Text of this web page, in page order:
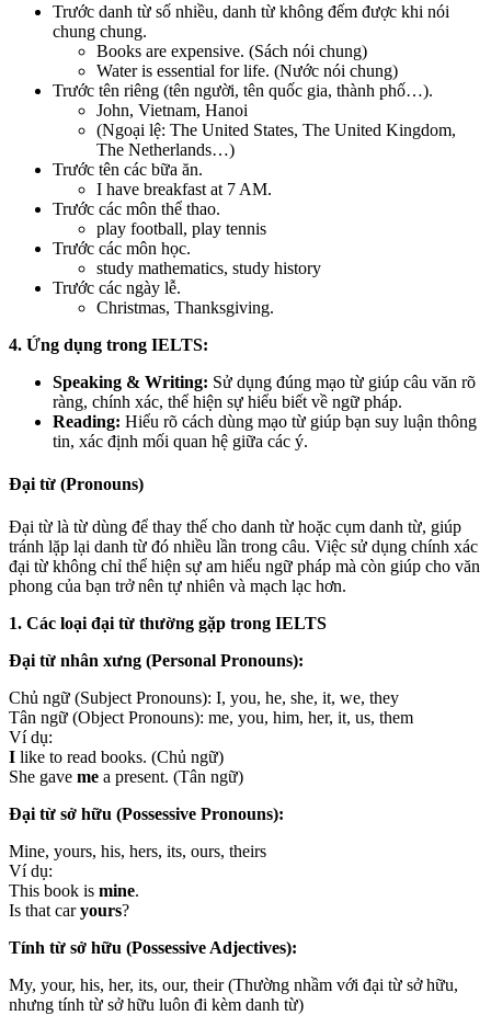
Trước danh từ số nhiều, danh từ không đếm được khi nói
chung chung.
Books are expensive. (Sách nói chung)
Water is essential for life. (Nước nói chung)
Trước tên riêng (tên người, tên quốc gia, thành phố…).
John, Vietnam, Hanoi
(Ngoại lệ: The United States, The United Kingdom,
The Netherlands…)
Trước tên các bữa ăn.
I have breakfast at 7 AM.
Trước các môn thể thao.
play football, play tennis
Trước các môn học.
study mathematics, study history
Trước các ngày lễ.
Christmas, Thanksgiving.
4. Ứng dụng trong IELTS:
Speaking & Writing: Sử dụng đúng mạo từ giúp câu văn rõ
ràng, chính xác, thể hiện sự hiểu biết về ngữ pháp.
Reading: Hiểu rõ cách dùng mạo từ giúp bạn suy luận thông
tin, xác định mối quan hệ giữa các ý.
Đại từ (Pronouns)
Đại từ là từ dùng để thay thế cho danh từ hoặc cụm danh từ, giúp
tránh lặp lại danh từ đó nhiều lần trong câu. Việc sử dụng chính xác
đại từ không chỉ thể hiện sự am hiểu ngữ pháp mà còn giúp cho văn
phong của bạn trở nên tự nhiên và mạch lạc hơn.
1. Các loại đại từ thường gặp trong IELTS
Đại từ nhân xưng (Personal Pronouns):
Chủ ngữ (Subject Pronouns): I, you, he, she, it, we, they
Tân ngữ (Object Pronouns): me, you, him, her, it, us, them
Ví dụ:
I like to read books. (Chủ ngữ)
She gave me a present. (Tân ngữ)
Đại từ sở hữu (Possessive Pronouns):
Mine, yours, his, hers, its, ours, theirs
Ví dụ:
This book is mine.
Is that caryours?
Tính từ sở hữu (Possessive Adjectives):
My, your, his, her, its, our, their (Thường nhầm với đại từ sở hữu,
nhưng tính từ sở hữu luôn đi kèm danh từ)